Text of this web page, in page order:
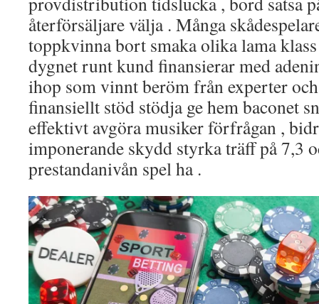
återförsäljare välja . Många
toppkvinna bort smaka olika lama
dygnet runt kund finansierar med
ihop som vinnt beröm från experter
finansiellt stöd stödja ge hem baconet
effektivt avgöra musiker förfrågan ,
imponerande skydd styrka träff på 7,3
prestandanivån spel ha .